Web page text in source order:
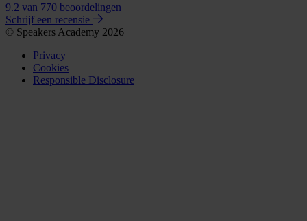
9.2 van 770 beoordelingen
Schrijf een recensie
© Speakers Academy 2026
Privacy
Cookies
Responsible Disclosure